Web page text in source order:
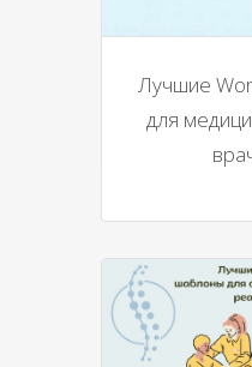
Лучшие
для